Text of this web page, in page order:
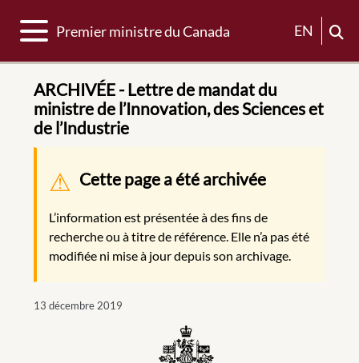
Basculer la navigation
Premier ministre du Canada EN
ARCHIVÉE - Lettre de mandat du
ministre de l’Innovation, des Sciences et
de l’Industrie
Message d'avertissement
Cette page a été archivée
L’information est présentée à des fins de
recherche ou à titre de référence. Elle n’a pas été
modifiée ni mise à jour depuis son archivage.
13 décembre 2019